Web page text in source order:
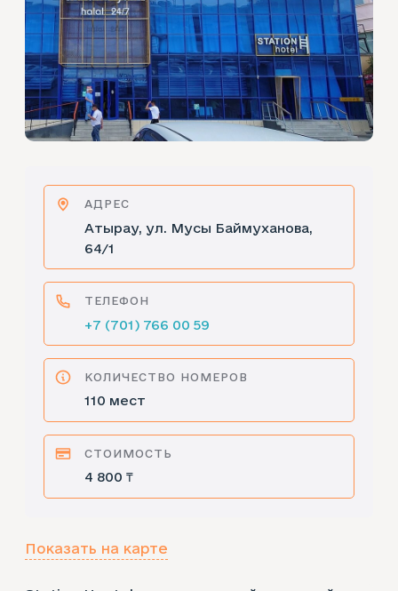
АДРЕС
Атырау, ул. Мусы Баймуханова,
64/1
ТЕЛЕФОН
+7 (701) 766 00 59
КОЛИЧЕСТВО НОМЕРОВ
110 мест
СТОИМОСТЬ
4 800 ₸
Показать на карте